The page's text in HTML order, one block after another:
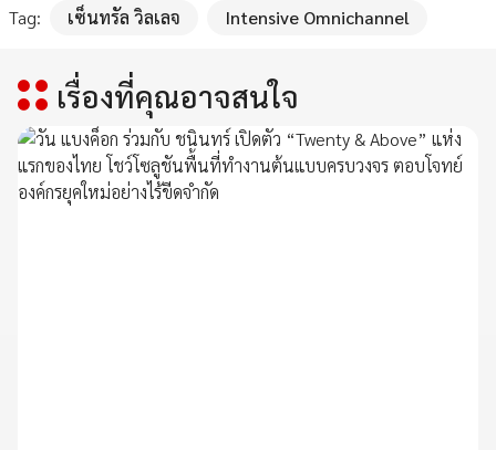
Tag: เซ็นทรัล วิลเลจ Intensive Omnichannel
เรื่องที่คุณอาจสนใจ